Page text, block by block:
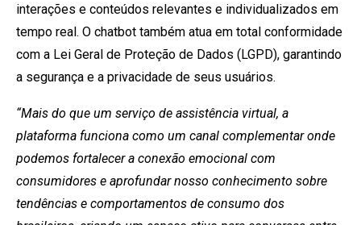
interações e conteúdos relevantes e individualizados em
tempo real. O chatbot também atua em total conformidade
com a Lei Geral de Proteção de Dados (LGPD), garantindo
a segurança e a privacidade de seus usuários.
“Mais do que um serviço de assistência virtual, a
plataforma funciona como um canal complementar onde
podemos fortalecer a conexão emocional com
consumidores e aprofundar nosso conhecimento sobre
tendências e comportamentos de consumo dos